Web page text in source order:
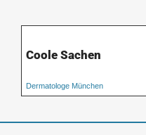
Coole Sachen
Dermatologe München